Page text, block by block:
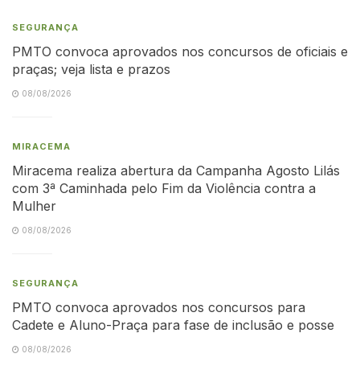
SEGURANÇA
PMTO convoca aprovados nos concursos de oficiais e
praças; veja lista e prazos
08/08/2026
MIRACEMA
Miracema realiza abertura da Campanha Agosto Lilás
com 3ª Caminhada pelo Fim da Violência contra a
Mulher
08/08/2026
SEGURANÇA
PMTO convoca aprovados nos concursos para
Cadete e Aluno-Praça para fase de inclusão e posse
08/08/2026